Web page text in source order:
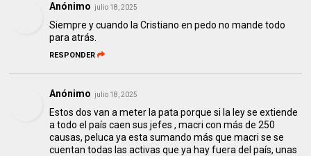
Anónimo julio 18, 2025
Siempre y cuando la Cristiano en pedo no mande todo
para atrás.
RESPONDER
Anónimo julio 18, 2025
Estos dos van a meter la pata porque si la ley se extiende
a todo el país caen sus jefes , macri con más de 250
causas, peluca ya esta sumando más que macri se se
cuentan todas las activas que ya hay fuera del país, unas